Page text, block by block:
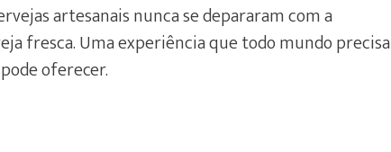
artesanais nunca se depararam com a
fresca. Uma experiência que todo mundo precisa
oferecer.